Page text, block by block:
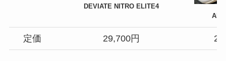
DEVIATE NITRO ELITE4
定価 29,700円